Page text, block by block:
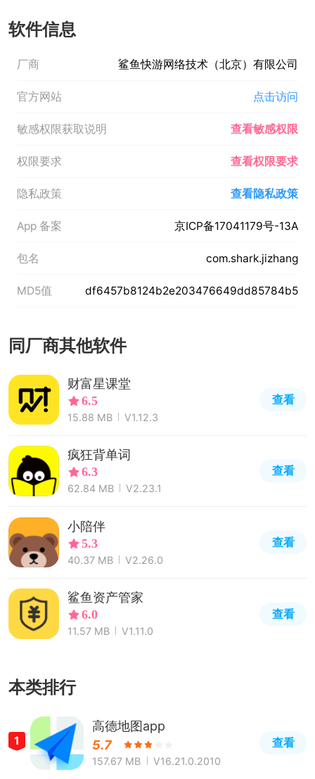
软件信息
厂商 鲨鱼快游网络技术（北京）有限公司
官方网站 点击访问
敏感权限获取说明 查看敏感权限
权限要求 查看权限要求
隐私政策 查看隐私政策
App 备案 京ICP备17041179号-13A
包名 com.shark.jizhang
MD5值 df6457b8124b2e203476649dd85784b5
同厂商其他软件
财富星课堂
6.5
15.88 MB V1.12.3
查看
疯狂背单词
6.3
62.84 MB V2.23.1
查看
小陪伴
5.3
40.37 MB V2.26.0
查看
鲨鱼资产管家
6.0
11.57 MB V1.11.0
查看
本类排行
1
高德地图app
5.7
157.67 MB V16.21.0.2010
查看